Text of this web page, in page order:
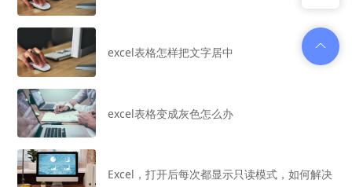
excel表格怎样把文字居中
excel表格变成灰色怎么办
Excel，打开后每次都显示只读模式，如何解决